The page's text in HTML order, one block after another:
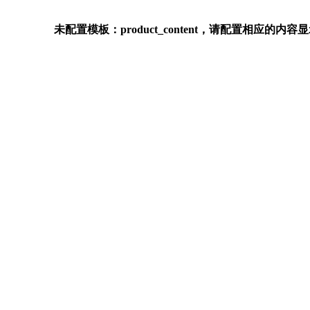
未配置模板：product_content，请配置相应的内容